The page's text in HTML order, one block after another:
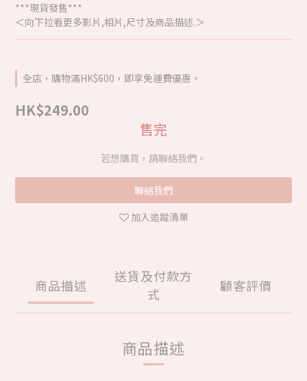
***現貨發售***
＜向下拉看更多影片,相片,尺寸及商品描述.＞
全店，購物滿HK$600，即享免運費優惠。
HK$249.00
售完
若想購買，請聯絡我們。
聯絡我們
加入追蹤清單
商品描述
送貨及付款方
式
顧客評價
商品描述